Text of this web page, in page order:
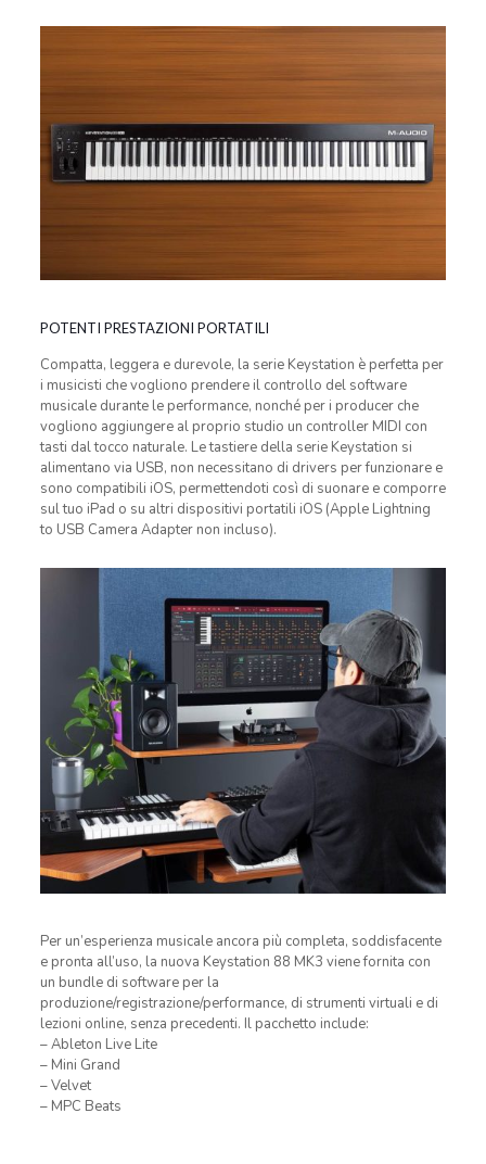
POTENTI PRESTAZIONI PORTATILI
Compatta, leggera e durevole, la serie Keystation è perfetta per
i musicisti che vogliono prendere il controllo del software
musicale durante le performance, nonché per i producer che
vogliono aggiungere al proprio studio un controller MIDI con
tasti dal tocco naturale. Le tastiere della serie Keystation si
alimentano via USB, non necessitano di drivers per funzionare e
sono compatibili iOS, permettendoti così di suonare e comporre
sul tuo iPad o su altri dispositivi portatili iOS (Apple Lightning
to USB Camera Adapter non incluso).
Per un’esperienza musicale ancora più completa, soddisfacente
e pronta all’uso, la nuova Keystation 88 MK3 viene fornita con
un bundle di software per la
produzione/registrazione/performance, di strumenti virtuali e di
lezioni online, senza precedenti. Il pacchetto include:
– Ableton Live Lite
– Mini Grand
– Velvet
– MPC Beats